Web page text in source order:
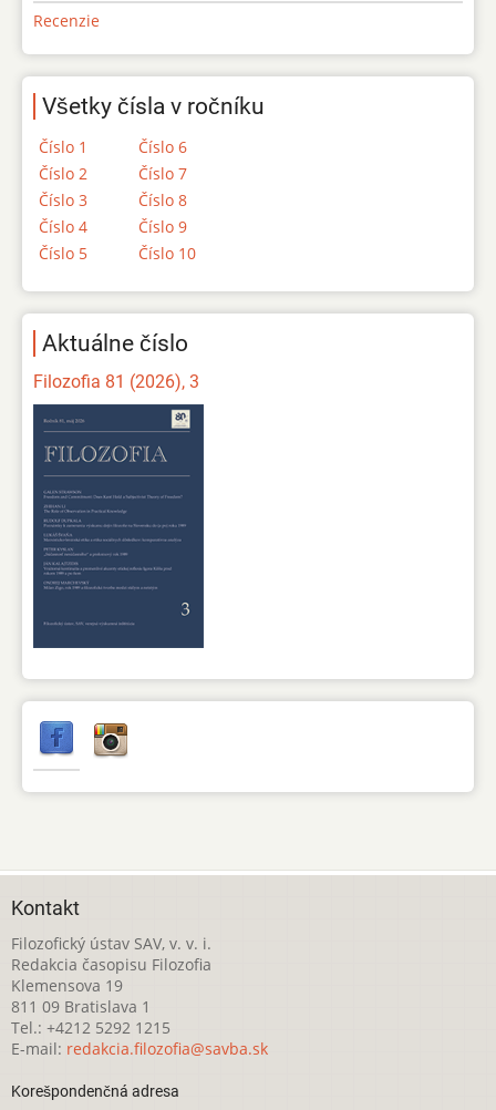
Recenzie
Všetky čísla v ročníku
Číslo 1
Číslo 2
Číslo 3
Číslo 4
Číslo 5
Číslo 6
Číslo 7
Číslo 8
Číslo 9
Číslo 10
Aktuálne číslo
Filozofia 81 (2026), 3
Kontakt
Filozofický ústav SAV, v. v. i.
Redakcia časopisu Filozofia
Klemensova 19
811 09 Bratislava 1
Tel.: +4212 5292 1215
E-mail: redakcia.filozofia@savba.sk
Korešpondenčná adresa